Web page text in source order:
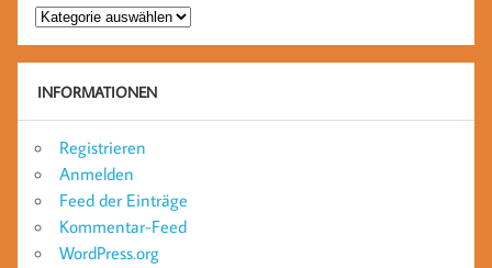
Kategorien
INFORMATIONEN
Registrieren
Anmelden
Feed der Einträge
Kommentar-Feed
WordPress.org